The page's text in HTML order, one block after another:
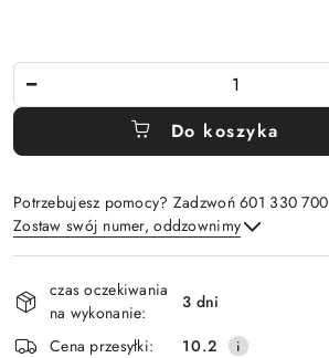
Do koszyka
Potrzebujesz pomocy? Zadzwoń 601 330 700
Zostaw swój numer, oddzownimy
i
dostawa
czas oczekiwania
na wykonanie:
3 dni
Cena przesyłki:
10.2